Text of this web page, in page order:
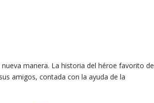
manera. La historia del héroe favorito de
amigos, contada con la ayuda de la